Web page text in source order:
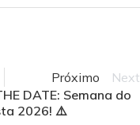
Próximo
Next
DATE: Semana do
2026! ⚠️